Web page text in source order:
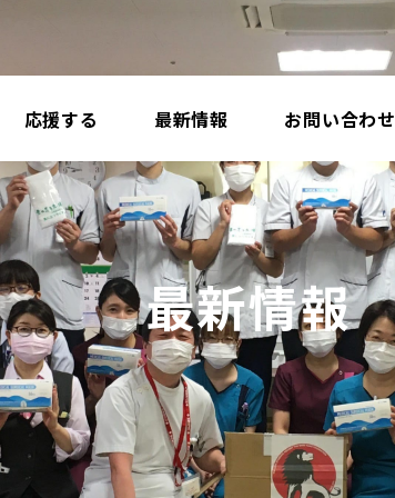
応援する 最新情報 お問い合わせ
最新情報